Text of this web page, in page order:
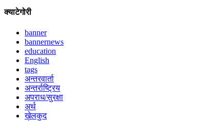
क्याटेगोरी
banner
bannernews
education
English
tags
अन्तरवार्ता
अन्तर्राष्ट्रिय
अपराध/सुरक्षा
अर्थ
खेलकुद